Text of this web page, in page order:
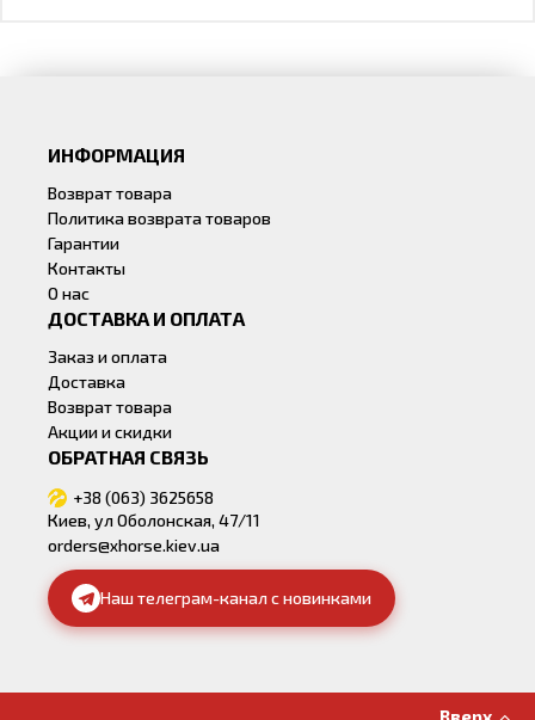
ИНФОРМАЦИЯ
Возврат товара
Политика возврата товаров
Гарантии
Контакты
О нас
ДОСТАВКА И ОПЛАТА
Заказ и оплата
Доставка
Возврат товара
Акции и скидки
ОБРАТНАЯ СВЯЗЬ
+38 (063) 3625658
Киев, ул Оболонская, 47/11
orders@xhorse.kiev.ua
Наш телеграм-канал с новинками